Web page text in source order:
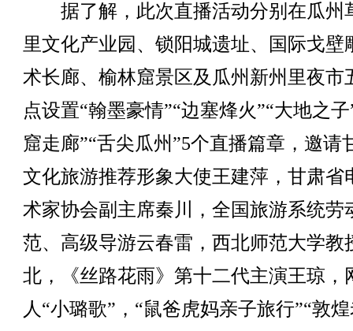
据了解，此次直播活动分别在瓜州
里文化产业园、锁阳城遗址、国际戈壁
术长廊、榆林窟景区及瓜州新州里夜市
点设置“翰墨豪情”“边塞烽火”“大地之子
窟走廊”“舌尖瓜州”5个直播篇章，邀请
文化旅游推荐形象大使王建萍，甘肃省
术家协会副主席秦川，全国旅游系统劳
范、高级导游云春雷，西北师范大学教
北，《丝路花雨》第十二代主演王琼，
人“小璐歌”，“鼠爸虎妈亲子旅行”“敦